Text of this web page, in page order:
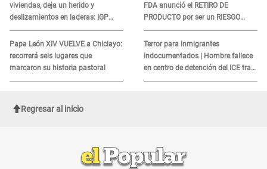
viviendas, deja un herido y
deslizamientos en laderas: IGP
alerta sobre posibles réplicas
Papa León XIV VUELVE a Chiclayo:
recorrerá seis lugares que
marcaron su historia pastoral
FDA anunció el RETIRO DE
PRODUCTO por ser un RIESGO
MORTAL para consumidores: ¿Cuál
es?
Terror para inmigrantes
indocumentados | Hombre fallece
en centro de detención del ICE tras
sufrir una "emergencia médica"
Regresar al inicio